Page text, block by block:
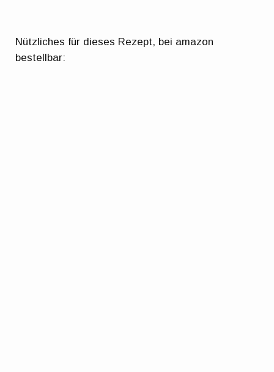
Nützliches für dieses Rezept, bei amazon
bestellbar: